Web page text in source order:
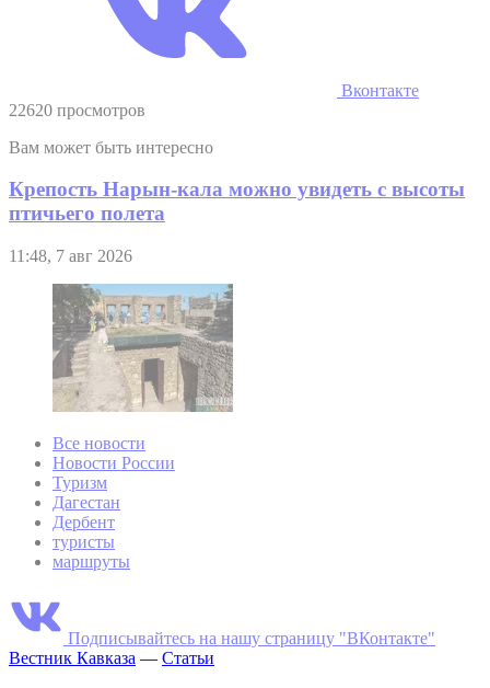
Вконтакте
22620 просмотров
Вам может быть интересно
Крепость Нарын-кала можно увидеть с высоты
птичьего полета
11:48, 7 авг 2026
Все новости
Новости России
Туризм
Дагестан
Дербент
туристы
маршруты
Подписывайтесь на нашу страницу "ВКонтакте"
Вестник Кавказа — Статьи